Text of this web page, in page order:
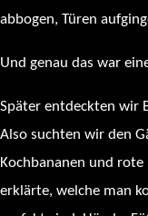
abbogen, Türen
Und genau das war
Später entdeckten wir
Also suchten wir den
Kochbananen und
erklärte, welche man